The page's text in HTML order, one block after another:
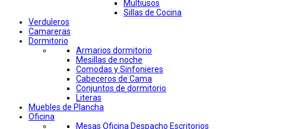
Multiusos
Sillas de Cocina
Verduleros
Camareras
Dormitorio
Armarios dormitorio
Mesillas de noche
Comodas y Sinfonieres
Cabeceros de Cama
Conjuntos de dormitorio
Literas
Muebles de Plancha
Oficina
Mesas Oficina Despacho Escritorios